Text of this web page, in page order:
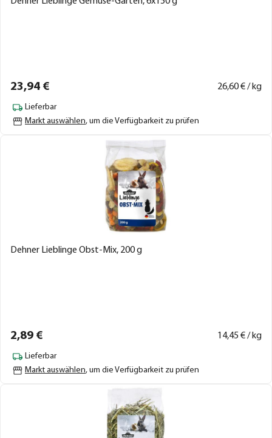
23,94 € 26,60€ / kg
Lieferbar
Markt auswählen, um die Verfügbarkeit zu prüfen
Dehner Lieblinge Obst-Mix, 200 g
2,89 € 14,45€ / kg
Lieferbar
Markt auswählen, um die Verfügbarkeit zu prüfen